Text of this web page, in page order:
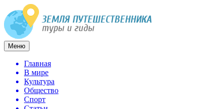
Меню
Главная
В мире
Культура
Общество
Спорт